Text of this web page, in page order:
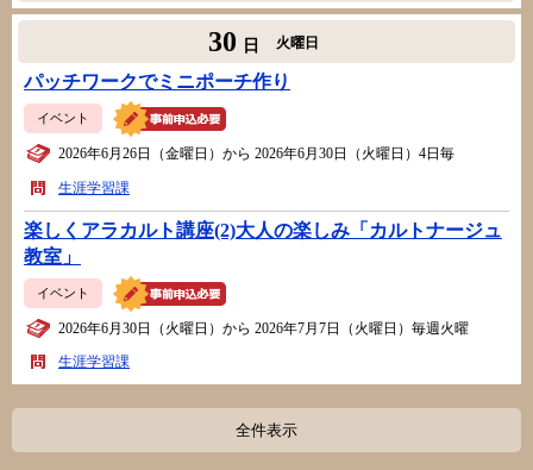
30 日 火曜日
パッチワークでミニポーチ作り
イベント
2026年6月26日（金曜日）から 2026年6月30日（火曜日）4日毎
生涯学習課
楽しくアラカルト講座(2)大人の楽しみ「カルトナージュ
教室」
イベント
2026年6月30日（火曜日）から 2026年7月7日（火曜日）毎週火曜
生涯学習課
全件表示